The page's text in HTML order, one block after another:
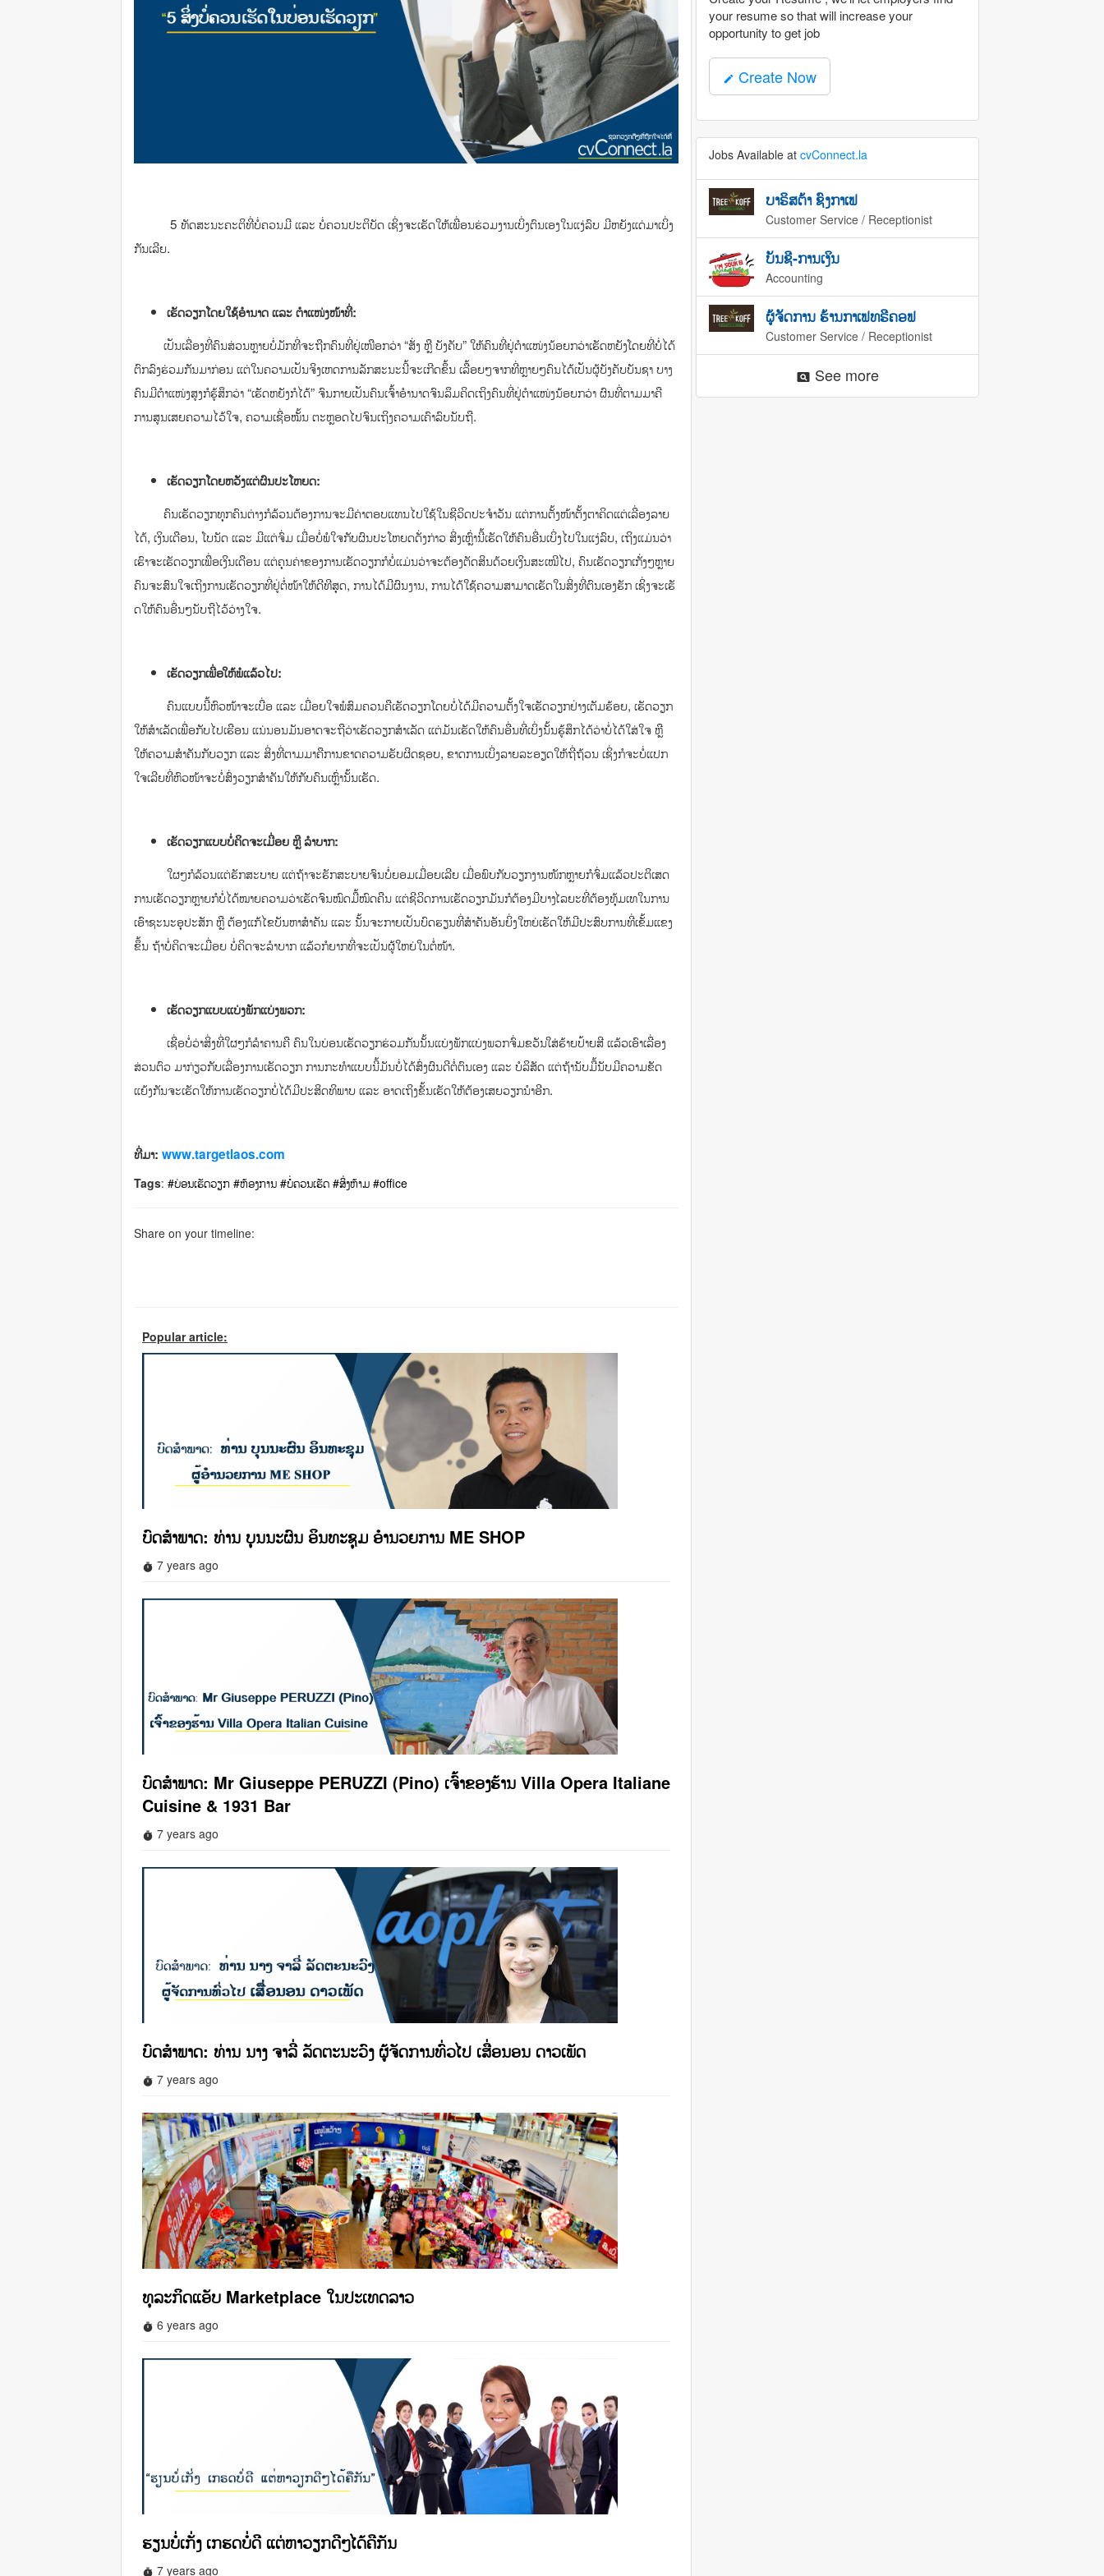
5 ​ທັດສະນະ​ຄະຕິ​ທີ່​ບໍ່​ຄວນ​ມີ​ ​ແລະ ບໍ່ຄວນ​ປະຕິບັດ ເຊິ່ງຈະເຮັດ​ໃຫ້​​ເພື່ອນ​ຮ່ວມ​ງານ​ເບິ່ງ​ຕົນ​ເອງ​ໃນ​ແງ່​ລົບ ມີຫຍັງແດ່ມາເບິ່ງ
ກັນເລີຍ.
ເຮັດ​ວຽກ​ໂດຍ​​ໃຊ້​ອຳນາດ​ ​ແລະ ຕຳ​ແໜ່​ງໜ້າ​ທີ່:
ເປັນ​ເລື່ອງ​ທີ່​ຄົນ​ສ່ວນ​ຫຼາຍ​ບໍ່​ມັກທີ່ຈະຖືກຄົນທີ່ຢູ່ເໜືອກວ່າ “ສັ່ງ ຫຼື ບັງຄັບ” ໃຫ້ຄົນທີ່ຢູ່ຕຳແໜ່ງນ້ອຍກວ່າເຮັດຫຍັງໂດຍທີ່ບໍ່ໄດ້
ຕົກລົງຮ່ວມກັນມາ​ກ່ອນ ແຕ່ໃນຄວາມເປັນຈິງເຫດການ​ລັກສະນະ​​​ນີ້ຈະ​ເກີດ​ຂຶ້ນ​ ເລື້ອ​ຍໆ​ຈາກ​ທີ່​ຫຼາຍໆ​ຄົນ​ໄດ້​ເປັນ​ຜູ້​ບັງ​ຄັບ​ບັນຊາ ບາງ​
ຄົນ​ມີ​ຕຳ​ແໜ່​ງສູງ​ກໍ​ຮູ້ສຶກ​ວ່າ “​ເຮັດ​ຫຍັງ​ກໍ​ໄດ້” ຈົນ​ກາຍ​ເປັນ​ຄົນ​ເຈົ້າ​ອຳນາດ​ຈົນ​ລຶມຄິດ​ເຖິງ​ຄົນ​ທີ່ຢູ່​​ຕຳ​ແໜ່​ງນ້ອຍ​ກວ່າ ຜົນ​ທີ່​ຕາມ​ມາ​ຄື​
ການ​ສູນ​ເສຍ​ຄວາມ​ໄວ້​ໃຈ, ຄວາມ​ເຊື່ອ​ໝັ້ນ​ ຕະຫຼອດ​ໄປ​ຈົນ​ເຖິງ​ຄວາມເຄົາລົບນັບຖື.
ເຮັດ​ວຽກ​ໂດຍ​ຫວັງ​ແຕ່​ຜົນ​ປະ​ໂຫຍ​ດ:
ຄົນ​ເຮັດ​ວຽກທຸກ​ຄົນ​ຕ່າງ​ກໍ​ລ້ວນ​ຕ້ອງການ​​ຈະ​ມີຄ່າ​ຕອບ​ແທນ​ໄປ​ໃຊ້​ໃນ​ຊີວິດ​ປະຈຳ​ວັນ ​ແຕ່​ການ​ຕັ້ງໜ້າ​ຕັ້ງ​ຕາ​ຄິດ​ແຕ່​ເລື່ອງ​ລາຍ​
ໄດ້, ​ເງິນ​ເດືອນ, ​ໂບນັດ ​ແລະ ມີ​ແຕ່​ຈົ່ມ​​ ເມື່ອ​ບໍ່ພໍ​ໃຈ​​ກັບ​ຜົນ​ປະ​ໂຫຍ​ດດັ່ງກ່າວ ສິ່ງ​ເຫຼົ່າ​ນີ້​​ເຮັດ​ໃຫ້ຄົນ​ອື່ນ​​ເບິ່ງ​​ໄປໃນ​ແງ່​ລົບ, ​ເຖິງ​ແມ່ນ​ວ່າ​
ເຮົາຈະ​ເຮັດ​ວຽກ​ເພື່ອ​ເງິນ​ເດືອນ ​ແຕ່​ຄຸນຄ່າ​ຂອງ​ການ​ເຮັດ​ວຽກ​ກໍ​ບໍ່​ແມ່ນ​ວ່າ​ຈະ​ຕ້ອງ​ຕັດສິນ​ດ້ວຍ​ເງິນ​ສະ​ເໝີ​ໄປ, ຄົນ​ເຮັດ​ວຽກ​ເກັ່ງໆ​ຫຼາຍ​
ຄົນ​ຈະສົນ​ໃຈ​ເຖິງ​ກາ​ນ​​ເຮັດ​ວຽກ​ທີ່ຢູ່​ຕໍ່ໜ້າ​ໃຫ້​ດີ​ທີ​ສຸດ, ການ​ໄດ້​ມີຜົນງານ​, ການ​ໄດ້​ໃຊ້​ຄວາມ​ສາມາດ​ເຮັດ​ໃນ​ສິ່ງ​ທີ່​ຕົນ​ເອງ​ຮັກ​​ ເຊິ່ງຈະ​ເຮັ​
ດ​ໃຫ້​ຄົນ​ອື່ນໆ​ນັບຖື​ໄວ້​ວ່າງ​ໃຈ.
ເຮັດ​ວຽກ​​ເພື່ອໃຫ້ພໍແລ້ວ​ໄປ:
ຄົນ​ແບບນີ້ຫົວໜ້າ​ຈະ​ເບື່ອ ​ແລະ ​ເມື່ອ​ຍ​ໃຈ​ພໍ​ສົມຄວນ​ຄືເຮັດວຽກ​ໂດຍ​ບໍ່​ໄດ້​ມີ​ຄວາມ​ຕັ້ງ​ໃຈ​ເຮັດ​ວຽກຢ່າງ​​ເຕັມຮ້ອຍ, ​ເຮັດ​ວຽກ​
ໃຫ້​ສຳ​ເລັດ​​​​​ເພື່ອກັບ​​ໄປເຮື​ອນ ​ແນ່ນອນ​ມັນ​ອາດ​ຈະ​ຖືວ່າ​ເຮັດ​ວຽກສຳ​ເລັດ ​ແຕ່​ມັນ​ເຮັດ​ໃຫ້​ຄົນ​ອື່ນ​ທີ່​ເບິ່ງ​ນັ້ນ​ຮູ້ສຶກ​ໄດ້​ວ່າ​ບໍ່​ໄດ້​ໃສ່​ໃຈ ຫຼື ​
ໃຫ້​ຄວາມ​ສຳຄັນ​ກັບ​ວຽກ ​ແລະ ສິ່ງ​ທີ່​ຕາມ​ມາ​ຄື​ການ​ຂາດ​ຄວາມ​ຮັບຜິດຊອບ, ຂາດ​ການ​ເບິ່ງ​ລາຍ​ລະອຽດ​ໃຫ້​ຖີ່​ຖ້ວນ ​ເຊິ່ງກໍ​ຈະ​ບໍ່​​ແປກ​
ໃຈ​ເລີຍ​ທີ່​ຫົວໜ້າຈະ​ບໍ່​​ສົ່ງ​ວຽກ​ສຳຄັນ​ໃຫ້ກັບ​ຄົນ​​ເຫຼົ່າ​ນັ້ນ​ເຮັດ.
ເຮັດ​ວຽກ​ແບບ​ບໍ່​​ຄິດ​ຈະ​ເມື່ອ​ຍ ຫຼື ລຳບາກ:
ໃຜໆ​ກໍ​ລ້ວນ​ແຕ່​ຮັກ​ສະບາຍ ​ແຕ່​ຖ້າ​ຈະ​ຮັກ​ສະບາ​ຍຈົນບໍ່​ຍອມ​ເມື່ອຍ​ເລີຍ ​ເມື່ອ​ພົບ​ກັບ​ວຽກ​ງານໜັກຫຼາຍກໍ​ຈົ່ມ​ແລ້ວ​ປະຕິເສດ​
ການ​ເຮັດ​ວຽກ​ຫຼາຍກໍ​ບໍ່​ໄດ້​ໝາຍ​ຄວາມ​ວ່າ​ເຮັດ​ຈົນ​ໝົດ​ມື້ໝົດ​ຄືນ ​ແຕ່​ຊີວິດ​ການ​ເຮັດ​ວຽກ​ມັນ​ກໍ​ຕ້ອງ​ມີ​ບາງໄລຍະ​ທີ່ຕ້​ອງທຸ້ມ​ເທ​ໃນ​ການ​
ເອົາ​ຊະນະ​ອຸປະ​ສັກ ຫຼື ຕ້ອງ​ແກ້​ໄຂ​ບັນ​ຫາ​ສຳຄັນ ​ແລະ ນັ້ນ​ຈະ​ກາຍ​ເປັນ​ບົດຮຽນ​ທີ່​ສຳຄັນ​ອັນ​ຍິ່ງ​ໃຫຍ່​ເຮັດ​ໃຫ້​ມີ​ປະສົບ​ການ​ທີ່ເຂັ້ມແຂງ
ຂຶ້ນ ຖ້າ​ບໍ່​ຄິດ​ຈະ​ເມື່ອຍ ​ບໍ່​ຄິດ​ຈະ​ລຳບາກ ​ແລ້ວ​ກໍ​ຍາກ​ທີ່​ຈະ​ເປັນ​ຜູ້​ໃຫຍ່​ໃນ​ຕໍ່​ໜ້າ.
ເຮັດ​ວຽກ​ແບບ​​ແບ່ງ​ພັກ​ແບ່ງ​ພວກ:
ເຊື່ອ​ບໍ່​ວ່າ​ສິ່ງ​ທີ່​ໃຜໆ​ກໍ​ລຳ​ຄານ​ຄື ​​ຄົນ​ໃນ​ບ່ອນ​ເຮັດ​ວຽກ​ຮ່ວມ​ກັນ​ນັ້ນ​ແບ່ງ​ພັກ​ແບ່ງ​ພວກ​ຈົ່ມຂວັນໃສ່ຮ້າຍປ້າຍສີ ​ແລ້ວ​ເອົາ​ເລື່ອງ​
ສ່ວນ​ຕົວ​ ມາ​ກ່ຽວ​ກັບ​ເລື່ອງ​ການ​ເຮັດ​ວຽກ ​ການ​ກະທຳ​ແບບ​ນີ້​ມັນ​ບໍ່​ໄດ້​ສົ່ງ​ຜົນ​ດີ​ຕໍ່​ຕົນ​ເອງ ​ແລະ ບໍລິສັດ ​ແຕ່​ຖ້າ​ນັບ​ມື້​ນັບ​ມີ​ຄວາມ​ຂັດ​
ແຍ້ງ​ກັນຈະ​ເຮັດ​ໃຫ້ການ​ເຮັດ​ວຽກ​ບໍ່​​ໄດ້​ມີ​ປະສິດທິພາບ ​ແລະ ອາດ​ເຖິງ​ຂັ້ນ​ເຮັດ​ໃຫ້​ຕ້ອງ​ເສຍ​ວຽກນຳອີກ.
ທີ່ມາ: www.targetlaos.com
Tags: #ບ່ອນເຮັດວຽກ #ຫ້ອງການ #ບໍ່ຄວນເຮັດ #ສິ່ງຫ້າມ #office
Share on your timeline:
Popular article:
ບົດສໍາພາດ: ທ່ານ ບຸນນະຜົນ ອິນທະຊຸມ ອໍານວຍການ ME SHOP
timer 7 years ago
ບົດສໍາພາດ: Mr Giuseppe PERUZZI (Pino) ເຈົ້າຂອງຮ້ານ Villa Opera Italiane
Cuisine & 1931 Bar
timer 7 years ago
ບົດສໍາພາດ: ທ່ານ ນາງ ຈາລີ່ ລັດຕະນະວົງ ຜູ້ຈັດການທົ່ວໄປ ເສື່ອນອນ ດາວເພັດ
timer 7 years ago
ທຸລະກິດແອັບ Marketplace ໃນປະເທດລາວ
timer 6 years ago
ຮຽນບໍ່ເກັ່ງ ເກຮດບໍ່ດີ ແຕ່ຫາວຽກດີໆໄດ້ຄືກັນ
timer 7 years ago
your resume so that will increase your
opportunity to get job
mode_edit Create Now
Jobs Available at cvConnect.la
ບາຣິສຕ້າ ຊົງກາເຟ
Customer Service / Receptionist
ບັນຊີ-ການເງິນ
Accounting
ຜູ້ຈັດການ ຮ້ານກາເຟທຣີຄອຟ
Customer Service / Receptionist
pageview See more